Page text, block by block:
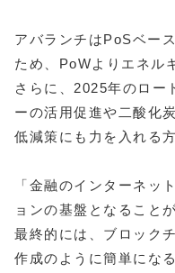
アバランチはPoSベー
ため、PoWよりエネル
さらに、2025年のロー
ーの活用促進や二酸化
低減策にも力を入れる
「金融のインターネッ
ョンの基盤となること
最終的には、ブロック
作成のように簡単にな